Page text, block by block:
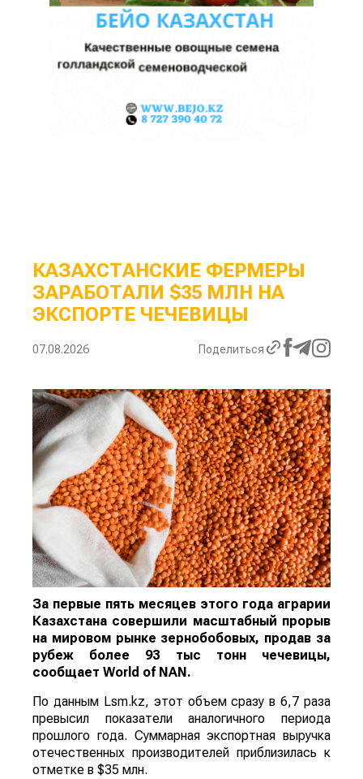
КАЗАХСТАНСКИЕ ФЕРМЕРЫ
ЗАРАБОТАЛИ $35 МЛН НА
ЭКСПОРТЕ ЧЕЧЕВИЦЫ
07.08.2026 Поделиться
За первые пять месяцев этого года аграрии
Казахстана совершили масштабный прорыв
на мировом рынке зернобобовых, продав за
рубеж более 93 тыс тонн чечевицы,
сообщает World of NAN .
По данным Lsm.kz, этот объем сразу в 6,7 раза
превысил показатели аналогичного периода
прошлого года. Суммарная экспортная выручка
отечественных производителей приблизилась к
отметке в $35 млн.